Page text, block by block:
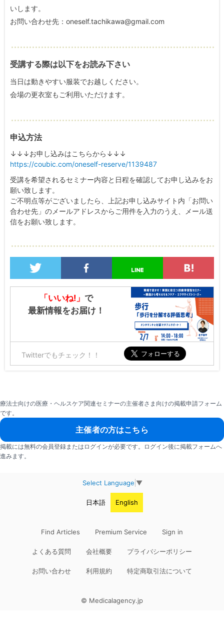
いします。
お問い合わせ先：oneself.tachikawa@gmail.com
受講する際は以下をお読み下さい
当日は動きやすい服装でお越しください。
会場の更衣室もご利用いただけます。
申込方法
↓↓↓お申し込みはこちらから↓↓↓
https://coubic.com/oneself-reserve/1139487
受講を希望されるセミナー内容と日程を確認してお申し込みをお
願い致します。
ご不明点等がございましたら、上記お申し込みサイト内「お問い
合わせ先」のメールアドレスからご用件を入力のうえ、メール送
信をお願い致します。
「いいね!」で
最新情報をお届け！
Twitterでもチェック！！
療法士向けの医療・ヘルスケア関連セミナーの主催者さま向けの掲載申請フォーム
です。
主催者の方はこちら
掲載には無料の会員登録またはログインが必要です。ログイン後に掲載フォームへ
進みます。
Select Language ▼
日本語 English
Find Articles Premium Service Sign in
よくある質問 会社概要 プライバシーポリシー
お問い合わせ 利用規約 特定商取引法について
© Medicalagency.jp